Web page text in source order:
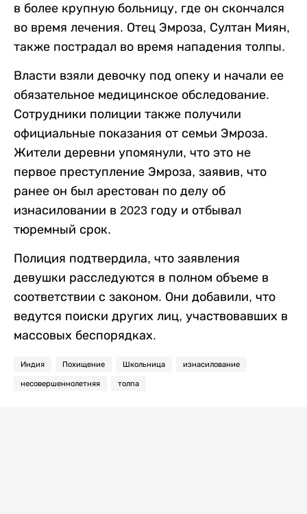
в более крупную больницу, где он скончался
во время лечения. Отец Эмроза, Султан Миян,
также пострадал во время нападения толпы.
Власти взяли девочку под опеку и начали ее
обязательное медицинское обследование.
Сотрудники полиции также получили
официальные показания от семьи Эмроза.
Жители деревни упомянули, что это не
первое преступление Эмроза, заявив, что
ранее он был арестован по делу об
изнасиловании в 2023 году и отбывал
тюремный срок.
Полиция подтвердила, что заявления
девушки расследуются в полном объеме в
соответствии с законом. Они добавили, что
ведутся поиски других лиц, участвовавших в
массовых беспорядках.
Индия Похищение Школьница изнасилование
несовершеннолетняя толпа